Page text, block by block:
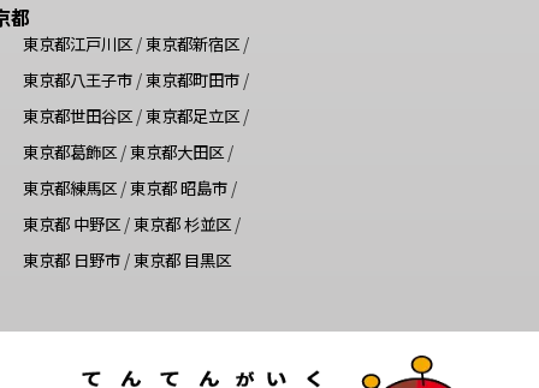
都
東京都江戸川区/東京都新宿区/
東京都八王子市/東京都町田市/
東京都世田谷区/東京都足立区/
東京都葛飾区/東京都大田区/
東京都練馬区/東京都 昭島市/
東京都 中野区/東京都 杉並区/
東京都 日野市/東京都 目黒区